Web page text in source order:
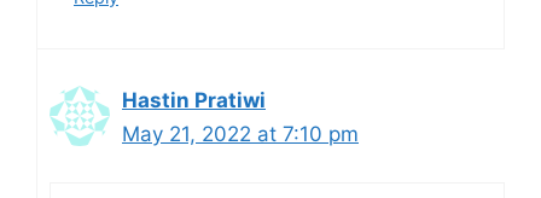
Hastin Pratiwi
May 21, 2022 at 7:10 pm